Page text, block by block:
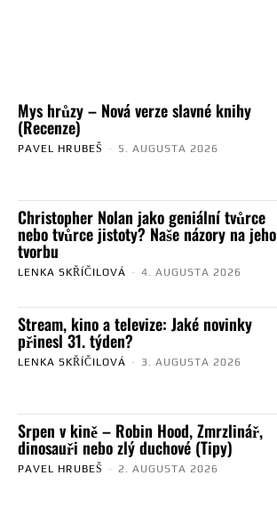
Mys hrůzy – Nová verze slavné knihy
(Recenze)
PAVEL HRUBEŠ - 5. AUGUSTA 2026
Christopher Nolan jako geniální tvůrce
nebo tvůrce jistoty? Naše názory na jeho
tvorbu
LENKA SKŘÍČILOVÁ - 4. AUGUSTA 2026
Stream, kino a televize: Jaké novinky
přinesl 31. týden?
LENKA SKŘÍČILOVÁ - 3. AUGUSTA 2026
Srpen v kině – Robin Hood, Zmrzlinář,
dinosauři nebo zlý duchové (Tipy)
PAVEL HRUBEŠ - 2. AUGUSTA 2026